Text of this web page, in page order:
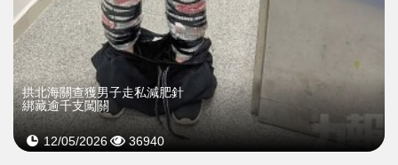
拱北海關查獲男子走私減肥針
綁藏逾千支闖關
12/05/2026 36940